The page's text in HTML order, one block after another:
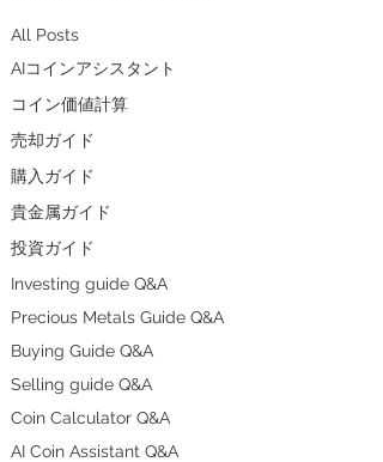
All Posts
AIコインアシスタント
​コイン価値計算
売却ガイド
購入ガイド
貴金属ガイド
投資ガイド
Investing guide Q&A
Precious Metals Guide Q&A
Buying Guide Q&A
Selling guide Q&A
Coin Calculator Q&A
AI Coin Assistant Q&A